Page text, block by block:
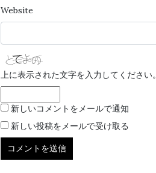
Website
上に表示された文字を入力してください。
新しいコメントをメールで通知
新しい投稿をメールで受け取る